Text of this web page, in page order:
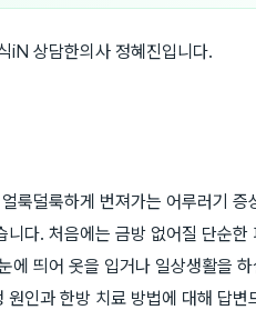
iN 상담한의사 정혜진입니다.
룩덜룩하게 번져가는 어루러기
니다. 처음에는 금방 없어질 단순
에 띄어 옷을 입거나 일상생활을
원인과 한방 치료 방법에 대해 답